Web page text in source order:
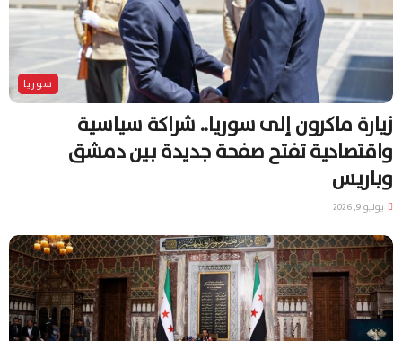
سوريا
زيارة ماكرون إلى سوريا.. شراكة سياسية
واقتصادية تفتح صفحة جديدة بين دمشق
وباريس
يوليو 9, 2026